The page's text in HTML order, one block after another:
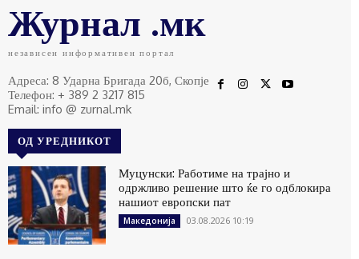
Журнал .мк
независен информативен портал
Адреса: 8 Ударна Бригада 20б, Скопје
Телефон: + 389 2 3217 815
Email: info @ zurnal.mk
ОД УРЕДНИКОТ
Муцунски: Работиме на трајно и
одржливо решение што ќе го одблокира
нашиот европски пат
Македонија 03.08.2026 10:19